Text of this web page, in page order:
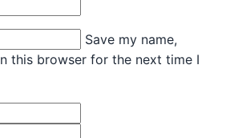
Save my name,
this browser for the next time I